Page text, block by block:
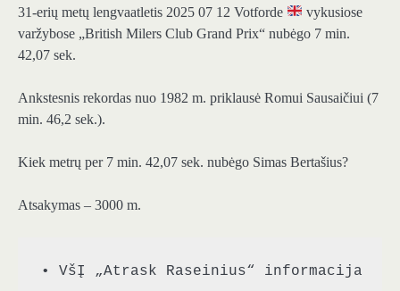
31-erių metų lengvaatletis 2025 07 12 Votforde
vykusiose
varžybose „British Milers Club Grand Prix“ nubėgo 7 min.
42,07 sek.
Ankstesnis rekordas nuo 1982 m. priklausė Romui Sausaičiui (7
min. 46,2 sek.).
Kiek metrų per 7 min. 42,07 sek. nubėgo Simas Bertašius?
Atsakymas – 3000 m.
• VšĮ „Atrask Raseinius“ informacija